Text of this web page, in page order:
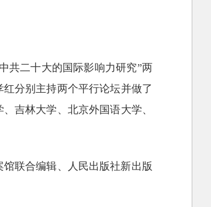
共二十大的国际影响力研究”两
分别主持两个平行论坛并做了
吉林大学、北京外国语大学、
联合编辑、人民出版社新出版